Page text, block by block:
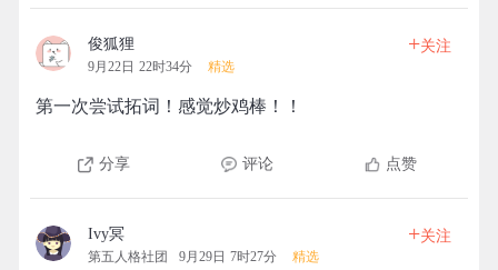
俊狐狸
9月22日 22时34分 精选
+关注
第一次尝试拓词！感觉炒鸡棒！！
分享 评论 点赞
Ivy冥
第五人格社团 9月29日 7时27分 精选
+关注